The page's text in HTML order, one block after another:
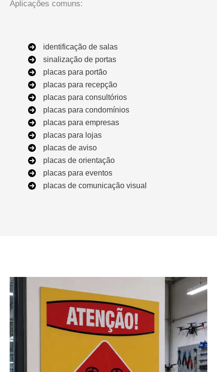
Aplicações comuns:
identificação de salas
sinalização de portas
placas para portão
placas para recepção
placas para consultórios
placas para condomínios
placas para empresas
placas para lojas
placas de aviso
placas de orientação
placas para eventos
placas de comunicação visual